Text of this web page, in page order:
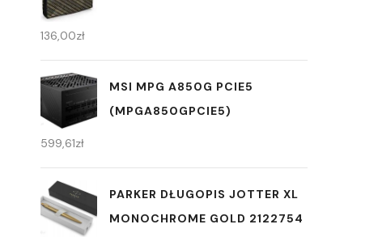
136,00zł
MSI MPG A850G PCIE5
(MPGA850GPCIE5)
599,61zł
PARKER DŁUGOPIS JOTTER XL
MONOCHROME GOLD 2122754